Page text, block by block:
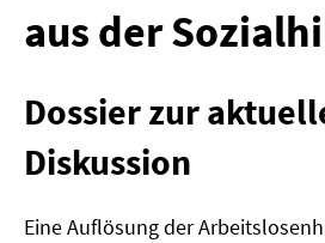
MATERIALIEN
MATERIALIEN ZU DEN
MATERIALIEN ZUR SOMMERSCHULE
aus der
Dossier zur
Diskussion
Eine Auflösung der